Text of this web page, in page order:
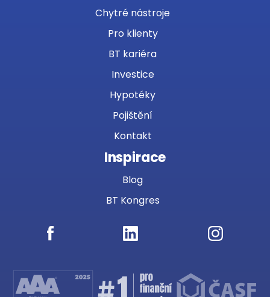
Chytré nástroje
Pro klienty
BT kariéra
Investice
Hypotéky
Pojištění
Kontakt
Inspirace
Blog
BT Kongres